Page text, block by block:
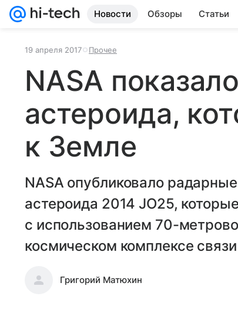
Новости Обзоры Статьи
19 апреля 2017 Прочее
NASA
астероида,
к Земле
NASA опубликовало
астероида 2014 JO25,
с использованием 70-
космическом комплексе
Григорий Матюхин